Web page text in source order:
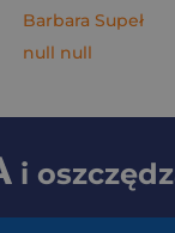
Barbara Supeł
null null
i